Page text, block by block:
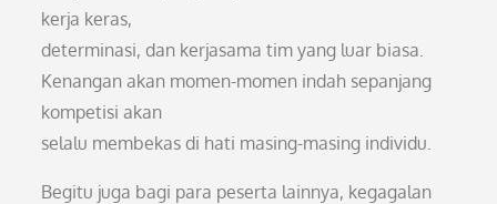
kerja keras,
determinasi, dan kerjasama tim yang luar biasa.
Kenangan akan momen-momen indah sepanjang
kompetisi akan
selalu membekas di hati masing-masing individu.
Begitu juga bagi para peserta lainnya, kegagalan